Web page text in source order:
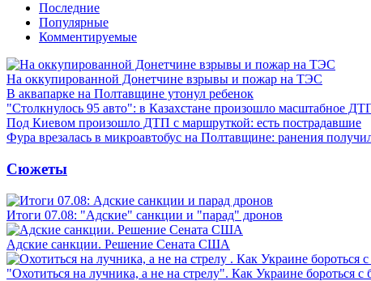
Последние
Популярные
Комментируемые
На оккупированной Донетчине взрывы и пожар на ТЭС
В аквапарке на Полтавщине утонул ребенок
"Столкнулось 95 авто": в Казахстане произошло масштабное
Под Киевом произошло ДТП с маршруткой: есть пострадавшие
Фура врезалась в микроавтобус на Полтавщине: ранения
Сюжеты
Итоги 07.08: "Адские" санкции и "парад" дронов
Адские санкции. Решение Сената США
"Охотиться на лучника, а не на стрелу". Как Украине бороться с